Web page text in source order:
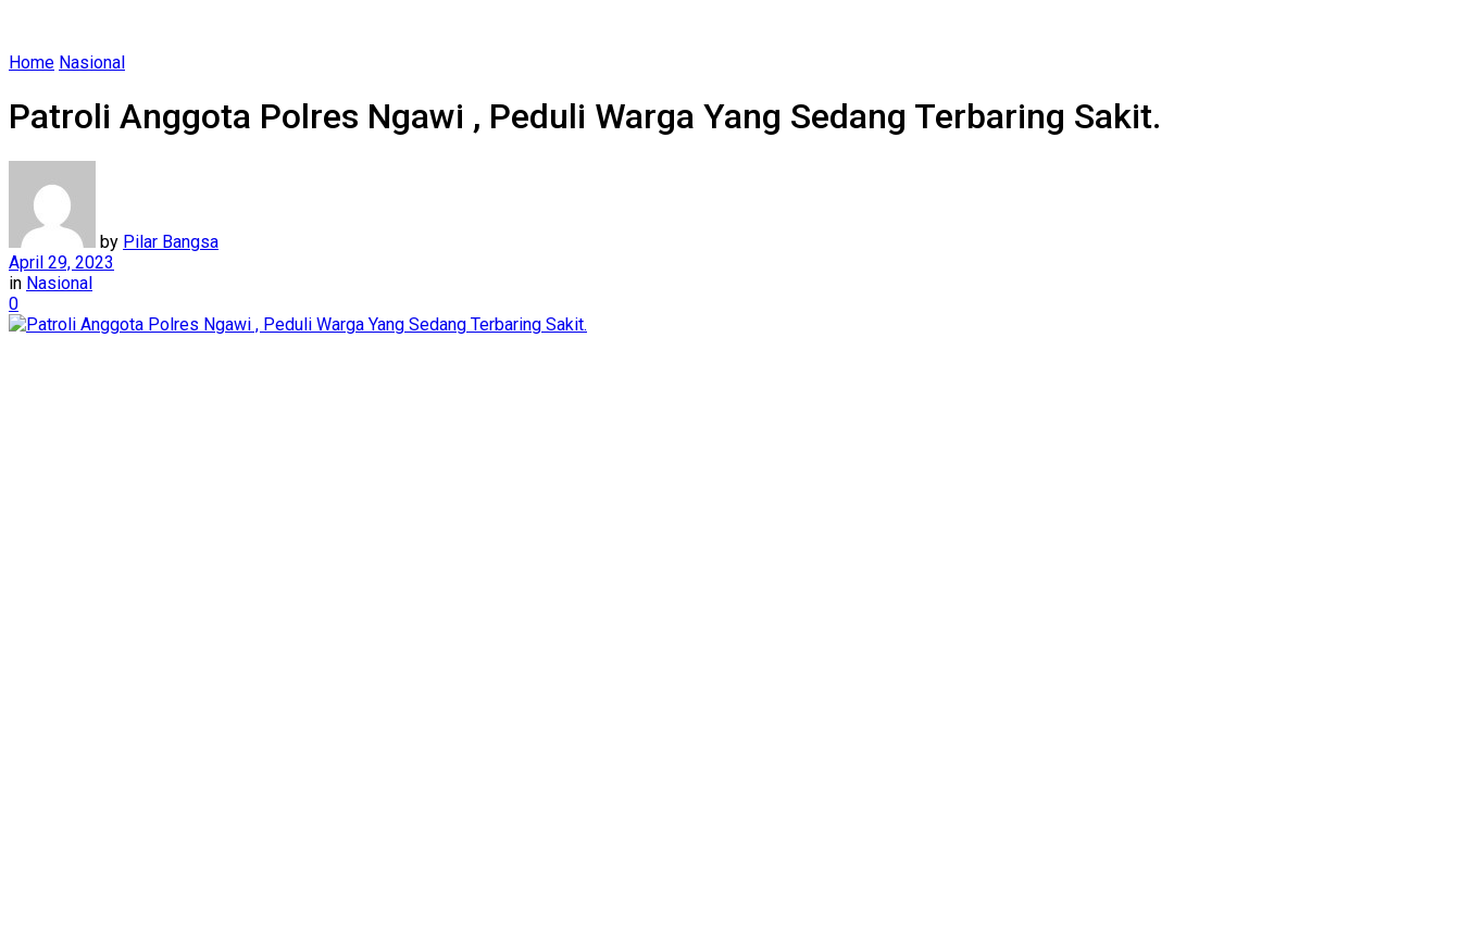
Home Nasional
Patroli Anggota Polres Ngawi , Peduli Warga Yang Sedang Terbaring Sakit.
by Pilar Bangsa
April 29, 2023
in Nasional
0